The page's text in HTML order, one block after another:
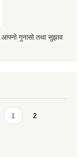
गुनासो तथा सुझाव
1 2